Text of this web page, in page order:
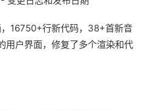
16750+行新代码，38+首新音
用户界面，修复了多个渲染和代